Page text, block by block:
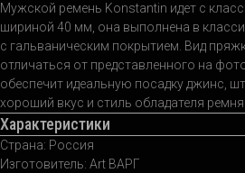
Мужской ремень Konstantin идет с
шириной 40 мм, она выполнена в
с гальваническим покрытием. Вид
отличаться от представленного на
обеспечит идеальную посадку джинс,
хороший вкус и стиль обладателя ремня.
Характеристики
Страна: Россия
Изготовитель: Art ВАРГ